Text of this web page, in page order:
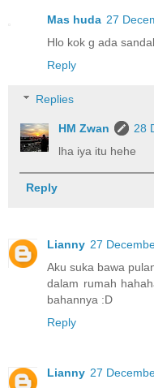
Mas huda 27
Hlo kok g ada
Reply
Replies
HM Zwan
28
lha iya itu hehe
Reply
Lianny 27
Aku suka bawa
dalam rumah
bahannya :D
Reply
Lianny 27